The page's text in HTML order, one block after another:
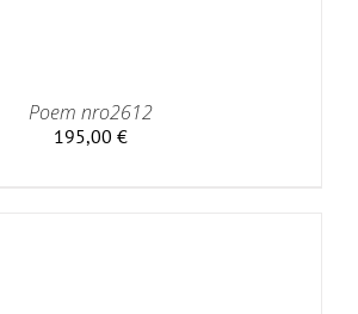
Poem nro2612
195,00 €